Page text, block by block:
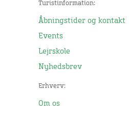
Turistinformation:
Åbningstider og kontakt
Events
Lejrskole
Nyhedsbrev
Erhverv:
Om os